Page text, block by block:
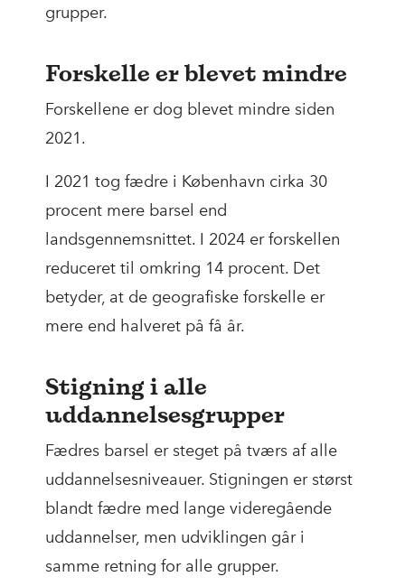
grupper.
Forskelle er blevet mindre
Forskellene er dog blevet mindre siden
2021.
I 2021 tog fædre i København cirka 30
procent mere barsel end
landsgennemsnittet. I 2024 er forskellen
reduceret til omkring 14 procent. Det
betyder, at de geografiske forskelle er
mere end halveret på få år.
Stigning i alle
uddannelsesgrupper
Fædres barsel er steget på tværs af alle
uddannelsesniveauer. Stigningen er størst
blandt fædre med lange videregående
uddannelser, men udviklingen går i
samme retning for alle grupper.